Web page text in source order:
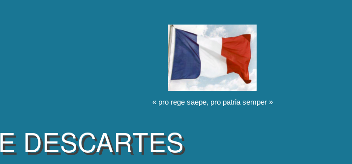
« pro rege saepe, pro patria semper »
DESCARTES